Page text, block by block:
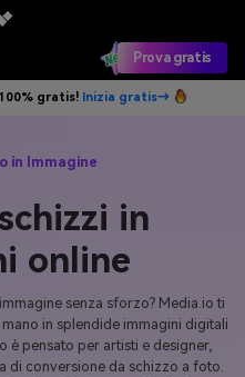
Prova gratis
gratis! Inizia gratis→
in Immagine
in
online
senza sforzo? Media.io ti
in splendide immagini digitali
è pensato per artisti e designer,
di conversione da schizzo a foto.